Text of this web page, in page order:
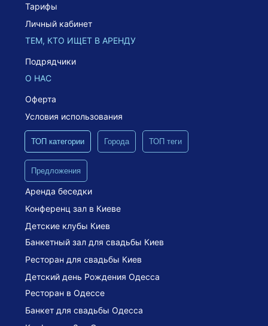
Тарифы
Личный кабинет
ТЕМ, КТО ИЩЕТ В АРЕНДУ
Подрядчики
О НАС
Оферта
Условия использования
ТОП категории Города ТОП теги
Предложения
Аренда беседки
Конференц зал в Киеве
Детские клубы Киев
Банкетный зал для свадьбы Киев
Ресторан для свадьбы Киев
Детский день Рождения Одесса
Ресторан в Одессе
Банкет для свадьбы Одесса